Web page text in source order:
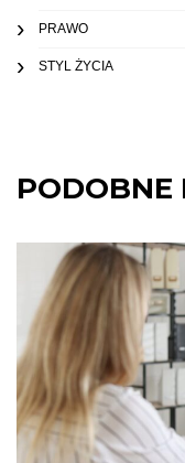
PRAWO
STYL ŻYCIA
PODOBNE